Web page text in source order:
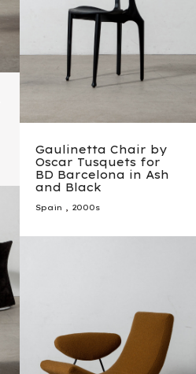
Gaulinetta Chair by
Oscar Tusquets for
BD Barcelona in Ash
and Black
Spain , 2000s